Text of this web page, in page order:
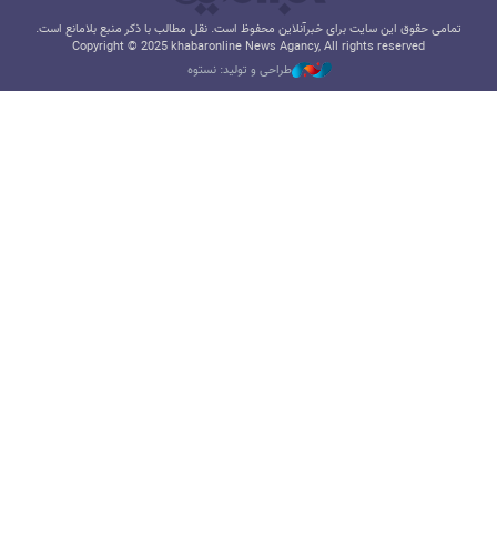
تمامی حقوق این سایت برای خبرآنلاین محفوظ است. نقل مطالب با ذکر منبع بلامانع است.
Copyright © 2025 khabaronline News Agancy, All rights reserved
طراحی و تولید: نستوه